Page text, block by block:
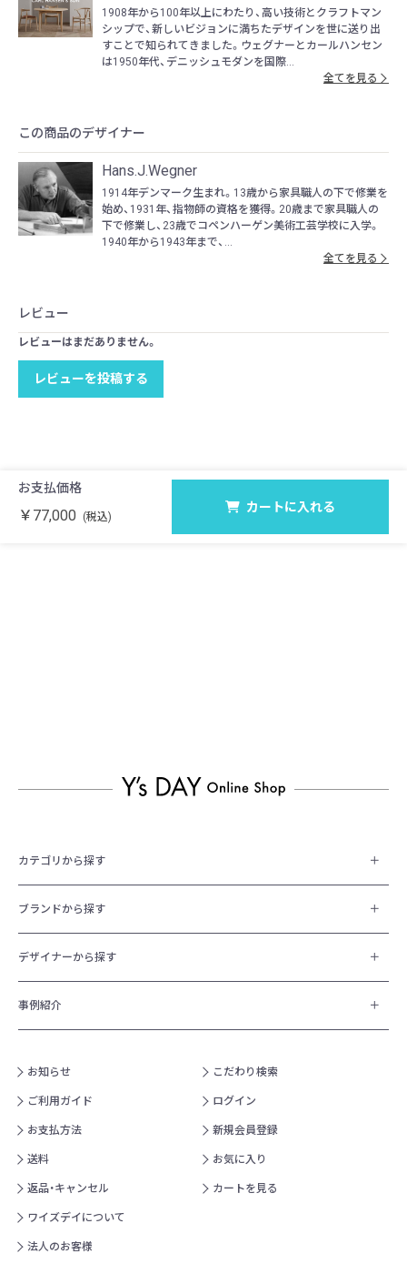
1908年から100年以上にわたり、高い技術とクラフトマン
シップで、新しいビジョンに満ちたデザインを世に送り出
すことで知られてきました。ウェグナーとカールハンセン
は1950年代、デニッシュモダンを国際...
全てを見る
この商品のデザイナー
Hans.J.Wegner
1914年デンマーク生まれ。13歳から家具職人の下で修業を
始め、1931年、指物師の資格を獲得。20歳まで家具職人の
下で修業し、23歳でコペンハーゲン美術工芸学校に入学。
1940年から1943年まで、...
全てを見る
レビュー
レビューはまだありません。
レビューを投稿する
お支払価格
￥77,000 (税込)
カートに入れる
カテゴリから探す
ブランドから探す
デザイナーから探す
事例紹介
お知らせ
ご利用ガイド
お支払方法
送料
返品・キャンセル
ワイズデイについて
法人のお客様
こだわり検索
ログイン
新規会員登録
お気に入り
カートを見る